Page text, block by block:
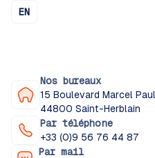
EN
Nos bureaux
15 Boulevard Marcel Paul
44800 Saint-Herblain
Par téléphone
+33 (0)9 56 76 44 87
Par mail